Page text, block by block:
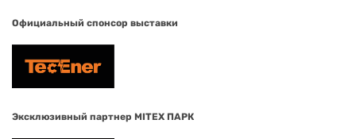
Официальный спонсор выставки
Эксклюзивный партнер MITEX ПАРК